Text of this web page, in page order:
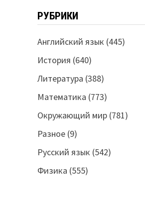
РУБРИКИ
Английский язык (445)
История (640)
Литература (388)
Математика (773)
Окружающий мир(781)
Разное(9)
Русский язык (542)
Физика (555)